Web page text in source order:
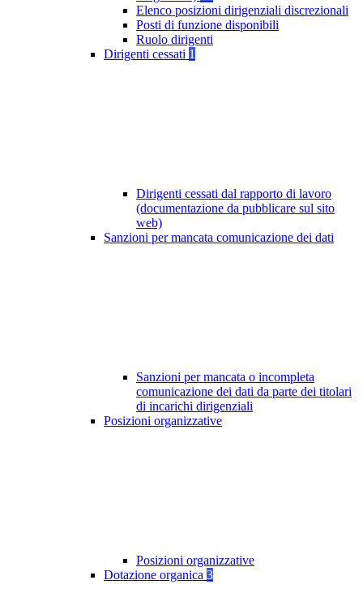
Elenco posizioni dirigenziali discrezionali
Posti di funzione disponibili
Ruolo dirigenti
Dirigenti cessati 1
Dirigenti cessati dal rapporto di lavoro
(documentazione da pubblicare sul sito
web)
Sanzioni per mancata comunicazione dei dati
Sanzioni per mancata o incompleta
comunicazione dei dati da parte dei titolari
di incarichi dirigenziali
Posizioni organizzative
Posizioni organizzative
Dotazione organica 3